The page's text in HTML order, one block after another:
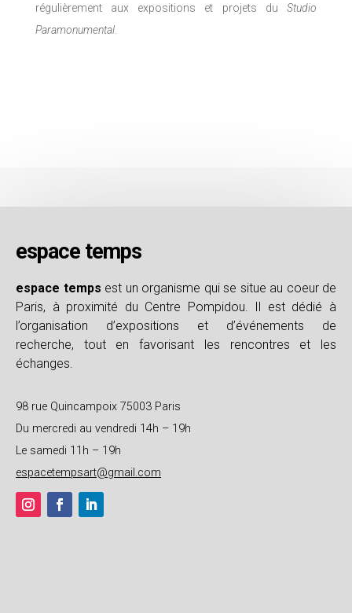
régulièrement aux expositions et projets duStudio
Paramonumental.
espace temps
espace temps est un organisme qui se situe au coeur de
Paris, à proximité du Centre Pompidou. Il est dédié à
l’organisation d’expositions et d’événements de
recherche, tout en favorisant les rencontres et les
échanges.
98 rue Quincampoix 75003 Paris
Du mercredi au vendredi 14h – 19h
Le samedi 11h – 19h
espacetempsart@gmail.com